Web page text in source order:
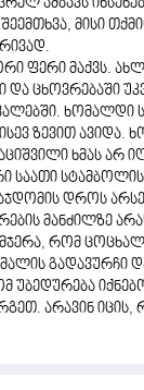
ამბავს
მისი
ფერი მაქვს.
და ცხოვრებაში
ხომალდი
ისევ ზევით
ხმას არ
საათი
დროს
მანძილზე
რომ
გადავურჩი
უბედურება
არავინ იცის,